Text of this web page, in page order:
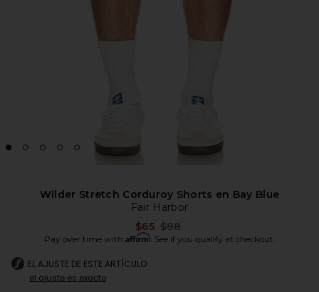
Wilder Stretch Corduroy Shorts en Bay Blue
Fair Harbor
$65 Previous price:
$98
Pay over time with Affirm. See if you qualify at checkout.
EL AJUSTE DE ESTE ARTÍCULO
el ajuste es exacto